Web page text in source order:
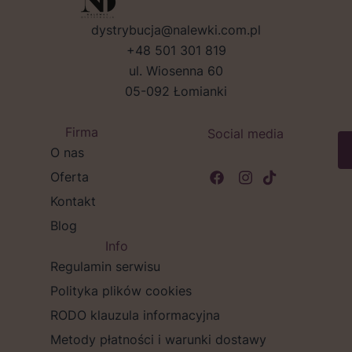
dystrybucja@nalewki.com.pl
+48 501 301 819
ul. Wiosenna 60
05-092 Łomianki
Firma
O nas
Oferta
Kontakt
Blog
Info
Regulamin serwisu
Polityka plików cookies
RODO klauzula informacyjna
Metody płatności i warunki dostawy
Social media